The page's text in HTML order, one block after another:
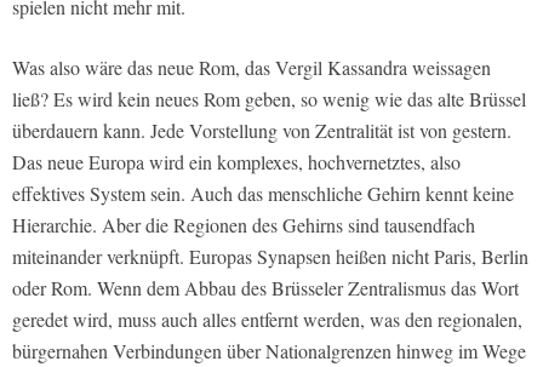
spielen nicht mehr mit.
Was also wäre das neue Rom, das Vergil Kassandra weissagen
ließ? Es wird kein neues Rom geben, so wenig wie das alte Brüssel
überdauern kann. Jede Vorstellung von Zentralität ist von gestern.
Das neue Europa wird ein komplexes, hochvernetztes, also
effektives System sein. Auch das menschliche Gehirn kennt keine
Hierarchie. Aber die Regionen des Gehirns sind tausendfach
miteinander verknüpft. Europas Synapsen heißen nicht Paris, Berlin
oder Rom. Wenn dem Abbau des Brüsseler Zentralismus das Wort
geredet wird, muss auch alles entfernt werden, was den regionalen,
bürgernahen Verbindungen über Nationalgrenzen hinweg im Wege